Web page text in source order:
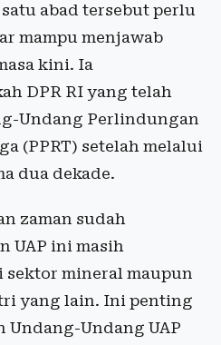
abad tersebut perlu
mampu menjawab
kini. Ia
DPR RI yang telah
Undang Perlindungan
(PPRT) setelah melalui
dua dekade.
zaman sudah
UAP ini masih
sektor mineral maupun
yang lain. Ini penting
Undang-Undang UAP